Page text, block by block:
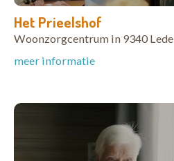
Het Prieelshof
Woonzorgcentrum in 9340 Lede
meer informatie